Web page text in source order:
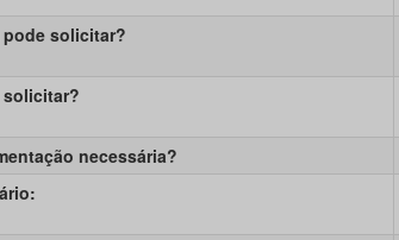
pode solicitar?
solicitar?
necessária?